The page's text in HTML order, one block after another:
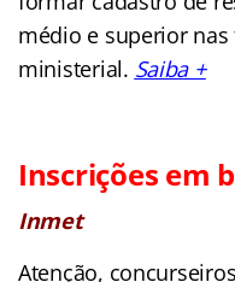
médio e superior
ministerial. Saiba +
Inscrições em
Inmet
Atenção,